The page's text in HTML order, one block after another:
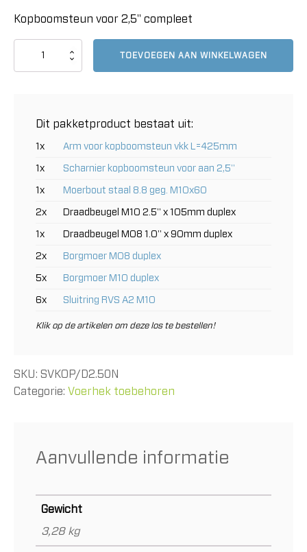
Kopboomsteun voor 2,5" compleet
Kopboomsteun
TOEVOEGEN AAN WINKELWAGEN
Dit pakketproduct bestaat uit:
1x Arm voor kopboomsteun vkk L=425mm
1x Scharnier kopboomsteun voor aan 2,5"
1x Moerbout staal 8.8 geg. M10x60
2x Draadbeugel M10 2.5" x 105mm duplex
1x Draadbeugel M08 1.0" x 90mm duplex
2x Borgmoer M08 duplex
5x Borgmoer M10 duplex
6x Sluitring RVS A2 M10
Klik op de artikelen om deze los te bestellen!
SKU: SVKOP/D2.50N
Categorie: Voerhek toebehoren
Aanvullende informatie
Gewicht
3,28 kg